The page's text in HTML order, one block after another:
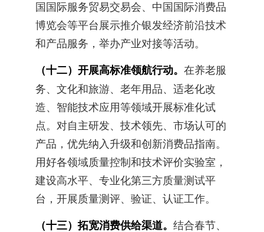
国国际服务贸易交易会、中国国际消费品
博览会等平台展示推介银发经济前沿技术
和产品服务，举办产业对接等活动。
（十二）开展高标准领航行动。 在养老服
务、文化和旅游、老年用品、适老化改
造、智能技术应用等领域开展标准化试
点。对自主研发、技术领先、市场认可的
产品，优先纳入升级和创新消费品指南。
用好各领域质量控制和技术评价实验室，
建设高水平、专业化第三方质量测试平
台，开展质量测评、验证、认证工作。
（十三）拓宽消费供给渠道。 结合春节、